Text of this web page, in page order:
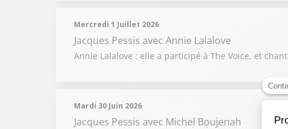
Mercredi 1 Juillet 2026
Jacques Pessis avec Annie Lalalove
Annie Lalalove : elle a participé à The Voice, et
Mardi 30 Juin 2026
Jacques Pessis avec Michel Boujenah